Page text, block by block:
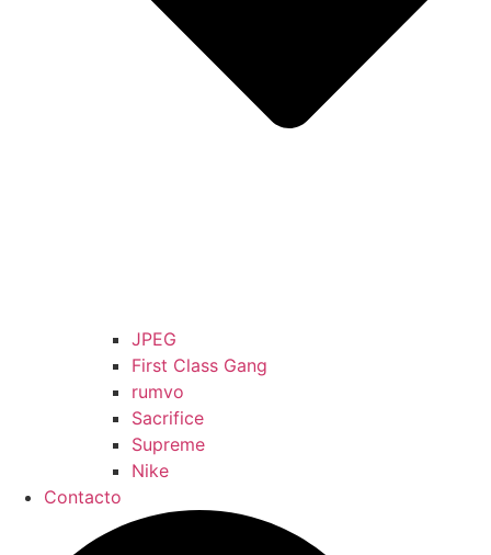
JPEG
First Class Gang
rumvo
Sacrifice
Supreme
Nike
Contacto